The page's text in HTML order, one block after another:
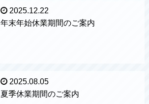
2025.12.22
年末年始休業期間のご案内
2025.08.05
夏季休業期間のご案内